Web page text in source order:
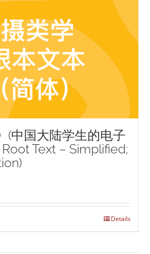
(中国大陆学生的电子
Text – Simplified;
Details